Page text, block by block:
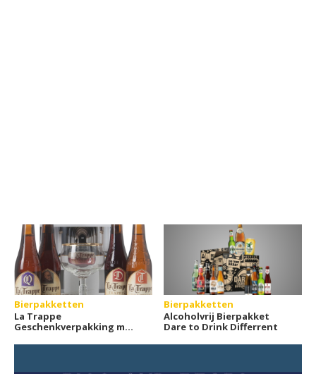
Bierpakketten
La Trappe
Geschenkverpakking met
Bierpakketten
Alcoholvrij Bierpakket
Dare to Drink Differrent